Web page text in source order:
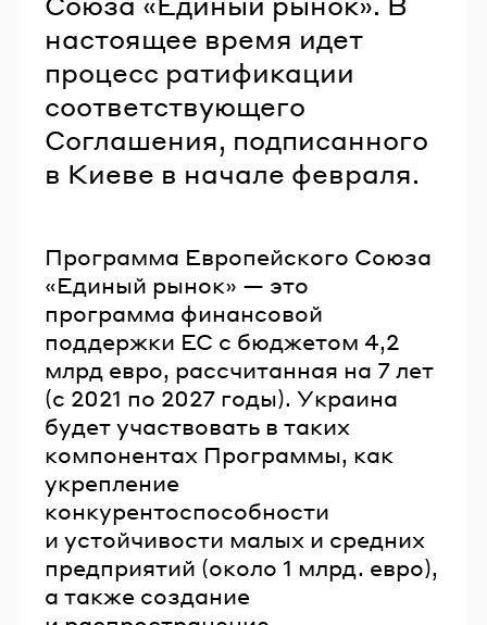
настоящее время идет
процесс ратификации
соответствующего
Соглашения, подписанного
в Киеве в начале февраля.
Программа Европейского Союза
«Единый рынок» — это
программа финансовой
поддержки ЕС с бюджетом 4,2
млрд евро, рассчитанная на 7 лет
(с 2021 по 2027 годы). Украина
будет участвовать в таких
компонентах Программы, как
укрепление
конкурентоспособности
и устойчивости малых и средних
предприятий (около 1 млрд. евро),
а также создание